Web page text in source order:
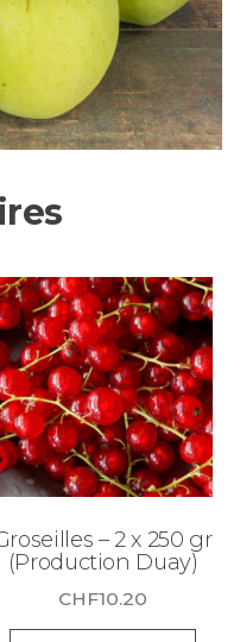
– 2 x 250 gr
(Production Duay)
CHF10.20